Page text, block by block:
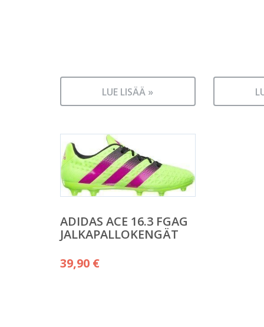
LUE LISÄÄ »
ADIDAS ACE 16.3 FGAG
JALKAPALLOKENGÄT
39,90 €